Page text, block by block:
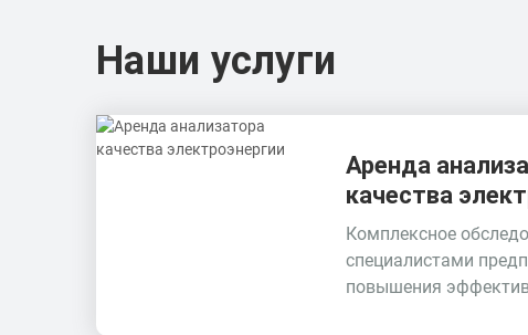
Наши услуги
Аренда
качества
Комплексное
специалистами
повышения